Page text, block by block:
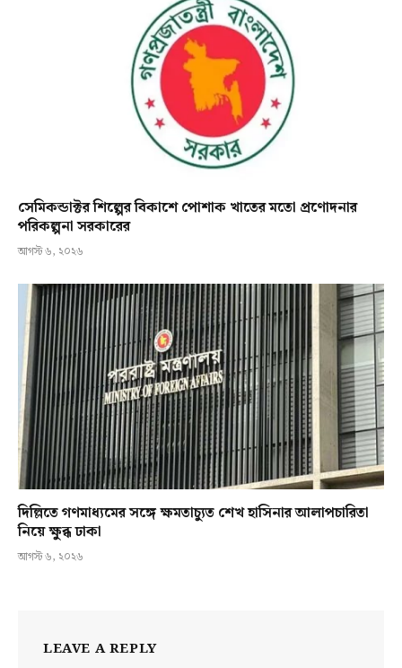
সেমিকন্ডাক্টর শিল্পের বিকাশে পোশাক খাতের মতো প্রণোদনার
পরিকল্পনা সরকারের
আগস্ট ৬, ২০২৬
দিল্লিতে গণমাধ্যমের সঙ্গে ক্ষমতাচ্যুত শেখ হাসিনার আলাপচারিতা
নিয়ে ক্ষুব্ধ ঢাকা
আগস্ট ৬, ২০২৬
LEAVE A REPLY